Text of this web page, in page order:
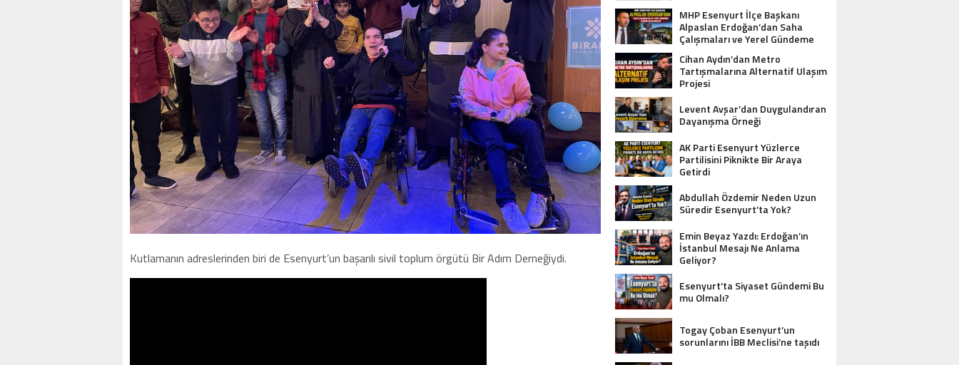
Kutlamanın adreslerinden biri de Esenyurt’un başarılı sivil toplum örgütü Bir Adım Derneğiydi.
MHP Esenyurt İlçe Başkanı
Alpaslan Erdoğan’dan Saha
Çalışmaları ve Yerel Gündeme
İlişkin Açıklamalar
Cihan Aydın’dan Metro
Tartışmalarına Alternatif Ulaşım
Projesi
Levent Avşar’dan Duygulandıran
Dayanışma Örneği
AK Parti Esenyurt Yüzlerce
Partilisini Piknikte Bir Araya
Getirdi
Abdullah Özdemir Neden Uzun
Süredir Esenyurt’ta Yok?
Emin Beyaz Yazdı: Erdoğan’ın
İstanbul Mesajı Ne Anlama
Geliyor?
Esenyurt’ta Siyaset Gündemi Bu
mu Olmalı?
Togay Çoban Esenyurt’un
sorunlarını İBB Meclisi’ne taşıdı